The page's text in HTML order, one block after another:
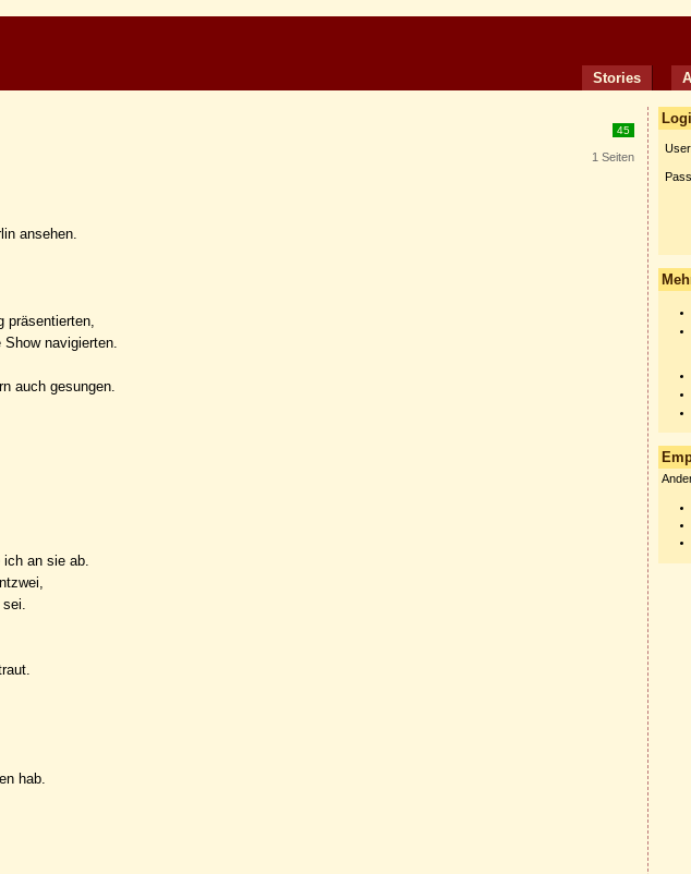
Stories
45
1 Seiten
ansehen.
präsentierten,
navigierten.
auch gesungen.
an sie ab.
hab.